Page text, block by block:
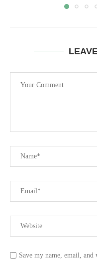
Save my name, email,